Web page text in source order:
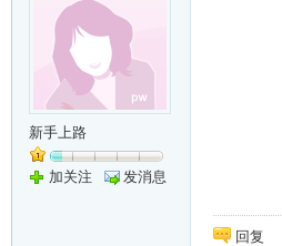
新手上路
加关注 发消息
回复